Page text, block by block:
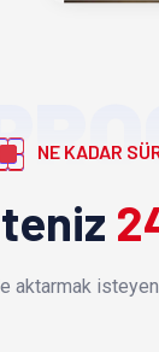
NE KADAR
aktarmak